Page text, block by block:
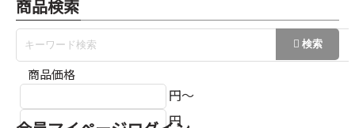
商品検索
商品価格
円～
円